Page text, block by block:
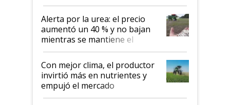
Alerta por la urea: el precio
aumentó un 40 % y no bajan
mientras se mantiene el
conflicto en Medio Oriente
Con mejor clima, el productor
invirtió más en nutrientes y
empujó el mercado